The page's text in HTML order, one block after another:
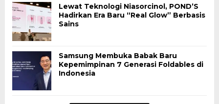
Lewat Teknologi Niasorcinol, POND’S
Hadirkan Era Baru “Real Glow” Berbasis
Sains
Samsung Membuka Babak Baru
Kepemimpinan 7 Generasi Foldables di
Indonesia